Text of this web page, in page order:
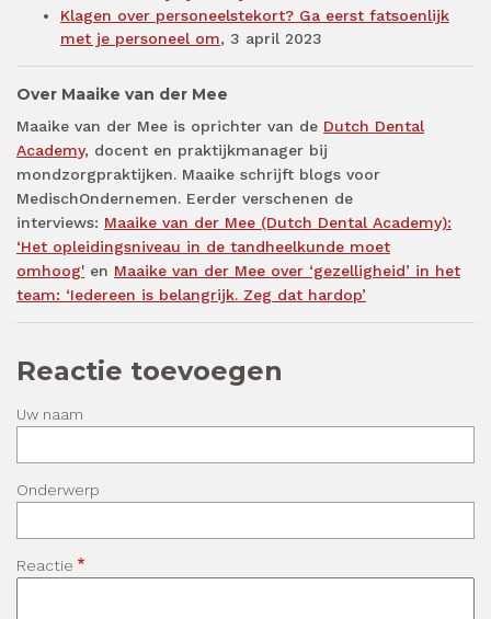
Klagen over personeelstekort? Ga eerst fatsoenlijk
met je personeel om, 3 april 2023
Over Maaike van der Mee
Maaike van der Mee is oprichter van de Dutch Dental
Academy, docent en praktijkmanager bij
mondzorgpraktijken. Maaike schrijft blogs voor
MedischOndernemen. Eerder verschenen de
interviews: Maaike van der Mee (Dutch Dental Academy):
‘Het opleidingsniveau in de tandheelkunde moet
omhoog' en Maaike van der Mee over ‘gezelligheid’ in het
team: ‘Iedereen is belangrijk. Zeg dat hardop’
Reactie toevoegen
Uw naam
Onderwerp
Reactie